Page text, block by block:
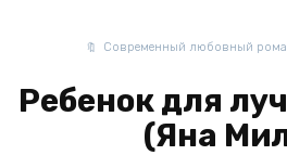
Современный любовный
Ребенок для
(Яна